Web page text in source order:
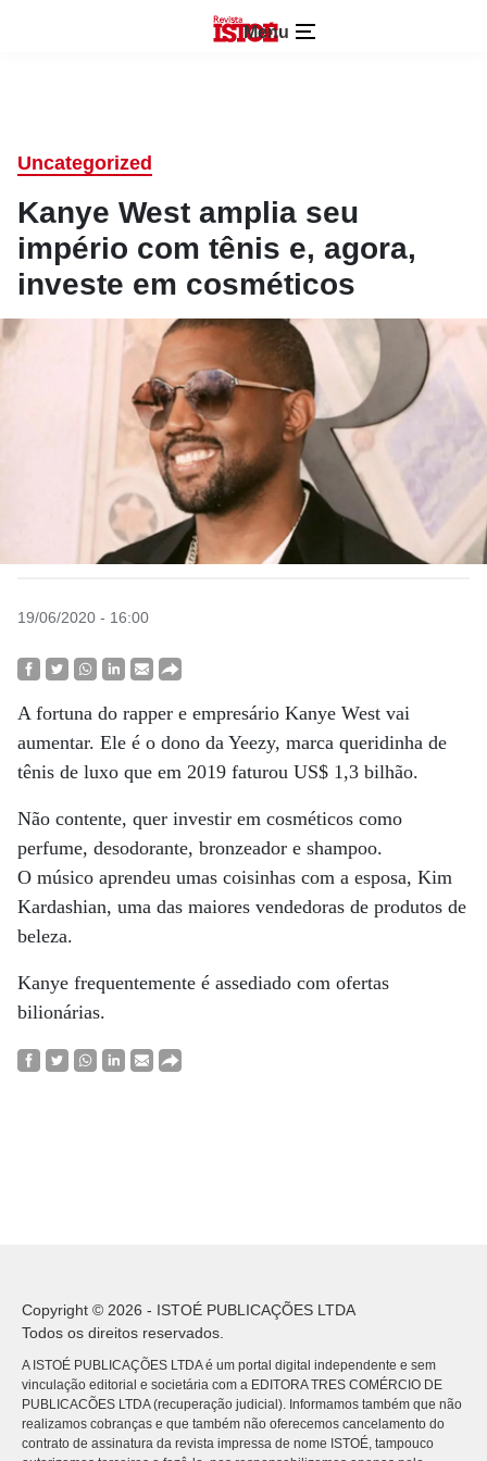
Menu
Uncategorized
Kanye West amplia seu
império com tênis e, agora,
investe em cosméticos
19/06/2020 - 16:00
A fortuna do rapper e empresário Kanye West vai
aumentar. Ele é o dono da Yeezy, marca queridinha de
tênis de luxo que em 2019 faturou US$ 1,3 bilhão.
Não contente, quer investir em cosméticos como
perfume, desodorante, bronzeador e shampoo.
O músico aprendeu umas coisinhas com a esposa, Kim
Kardashian, uma das maiores vendedoras de produtos de
beleza.
Kanye frequentemente é assediado com ofertas
bilionárias.
Copyright © 2026 - ISTOÉ PUBLICAÇÕES LTDA
Todos os direitos reservados.
A ISTOÉ PUBLICAÇÕES LTDA é um portal digital independente e sem
vinculação editorial e societária com a EDITORA TRES COMÉRCIO DE
PUBLICACÕES LTDA (recuperação judicial). Informamos também que não
realizamos cobranças e que também não oferecemos cancelamento do
contrato de assinatura da revista impressa de nome ISTOÉ, tampouco